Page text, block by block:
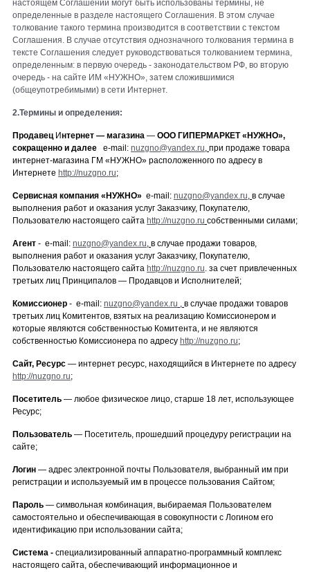
настоящем Соглашении могут быть использованы термины, не
определенные в разделе настоящего Соглашения. В этом случае
толкование такого термина производится в соответствии с текстом
Соглашения. В случае отсутствия однозначного толкования термина в
тексте Соглашения следует руководствоваться толкованием термина,
определенным: в первую очередь - законодательством РФ, во вторую
очередь - на сайте ИМ «НУЖНО», затем сложившимися
(общеупотребимыми) в сети Интернет.
2.Термины и определения:
ПродавецИнтернет — магазина — ООО ГИПЕРМАРКЕТ « НУЖНО»,
сокращенно и далее
е-mail: nuzgno@yandex.ru, при продаже товара
интернет-магазина ГМ «НУЖНО» расположенного по адресу в
Интернете http://nuzgno.ru;
Сервисная компания «НУЖНО» е-mail: nuzgno@yandex.ru, в случае
выполнения работ и оказания услуг Заказчику, Покупателю,
Пользователю настоящего сайта http://nuzgno.ru собственными силами;
Агент - е-mail: nuzgno@yandex.ru, в случае продажи товаров,
выполнения работ и оказания услуг Заказчику, Покупателю,
Пользователю настоящего сайта http://nuzgno.ru. за счет привлеченных
третьих лиц Принципалов — Продавцов и Исполнителей;
Комиссионер - е-mail: nuzgno@yandex.ru , в случае продажи товаров
третьих лиц Комитентов, взятых на реализацию Комиссионером и
которые являются собственностью Комитента, и не являются
собственностью Комиссионера по адресу http://nuzgno.ru;
Сайт, Ресурс — интернет ресурс, находящийся в Интернете по адресу
http://nuzgno.ru;
Посетитель — любое физическое лицо, старше 18 лет, использующее
Ресурс;
Пользователь — Посетитель, прошедший процедуру регистрации на
сайте;
Логин — адрес электронной почты Пользователя, выбранный им при
регистрации и используемый им в процессе пользования Сайтом;
Пароль — символьная комбинация, выбираемая Пользователем
самостоятельно и обеспечивающая в совокупности с Логином его
идентификацию при использовании сайта;
Система - специализированный аппаратно-программный комплекс
настоящего сайта, обеспечивающий информационное и